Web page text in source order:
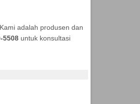
adalah produsen dan
5508untuk konsultasi